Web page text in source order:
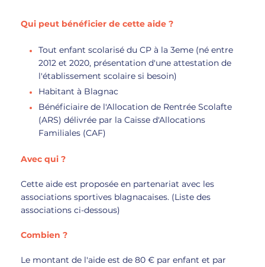
Qui peut bénéficier de cette aide ?
Tout enfant scolarisé du CP à la 3eme (né entre
2012 et 2020, présentation d'une attestation de
l'établissement scolaire si besoin)
Habitant à Blagnac
Bénéficiaire de l'Allocation de Rentrée Scolafte
(ARS) délivrée par la Caisse d'Allocations
Familiales (CAF)
Avec qui ?
Cette aide est proposée en partenariat avec les
associations sportives blagnacaises. (Liste des
associations ci-dessous)
Combien ?
Le montant de l'aide est de 80 € par enfant et par